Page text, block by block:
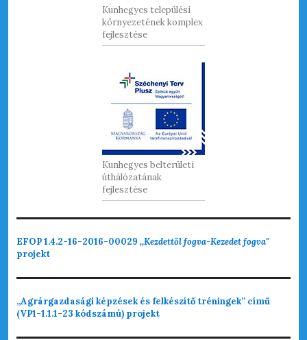
Kunhegyes települési
környezetének komplex
fejlesztése
Kunhegyes belterületi
úthálózatának
fejlesztése
EFOP 1.4.2-16-2016-00029 ,,Kezdettől fogva-Kezedet fogva"
projekt
„Agrárgazdasági képzések és felkészítő tréningek” című
(VP1-1.1.1-23 kódszámú) projekt